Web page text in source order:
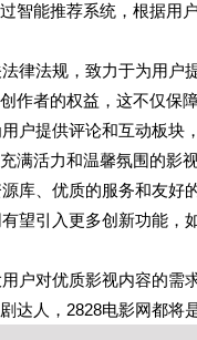
智能推荐系统，根据用
律法规，致力于为用
作者的权益，这不仅保
户提供评论和互动板
满活力和温馨氛围的影
库、优质的服务和友
望引入更多创新功能
户对优质影视内容的
达人，2828电影网都将